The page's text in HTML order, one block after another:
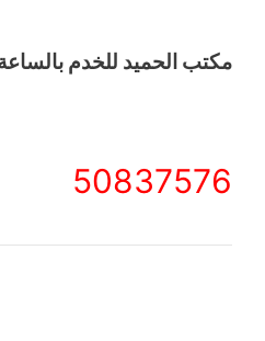
مكتب الحميد للخدم
50837576